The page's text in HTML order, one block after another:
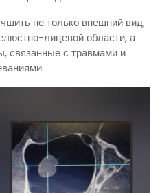
не только внешний вид,
лицевой области, а
связанные с травмами и